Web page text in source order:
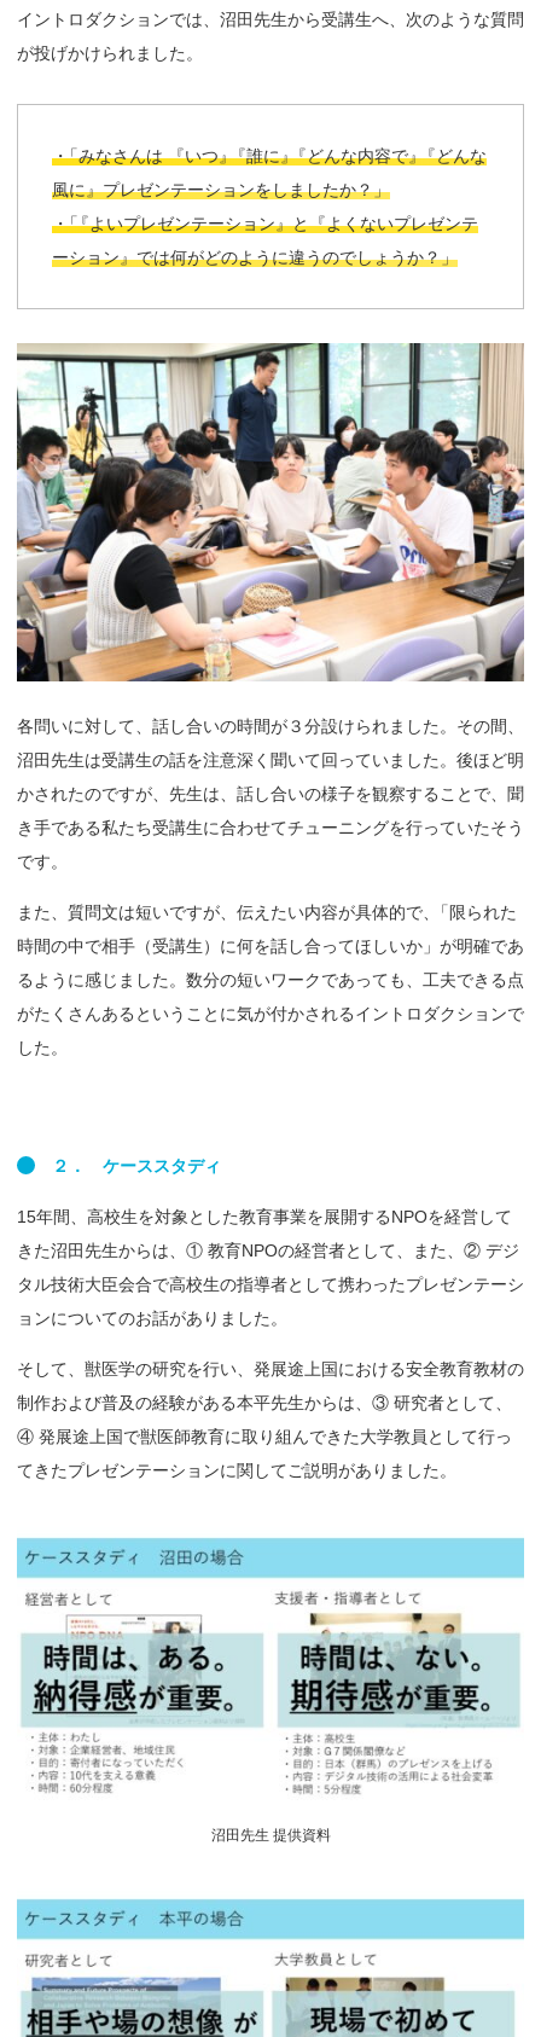
イントロダクションでは、沼田先生から受講生へ、次のような質問
が投げかけられました。
・「みなさんは 『いつ』『誰に』『どんな内容で』『どんな
風に』プレゼンテーションをしましたか？」
・「『よいプレゼンテーション』と『よくないプレゼンテ
ーション』では何がどのように違うのでしょうか？」
各問いに対して、話し合いの時間が３分設けられました。その間、
沼田先生は受講生の話を注意深く聞いて回っていました。後ほど明
かされたのですが、先生は、話し合いの様子を観察することで、聞
き手である私たち受講生に合わせてチューニングを行っていたそう
です。
また、質問文は短いですが、伝えたい内容が具体的で
「限られた
時間の中で相手（受講生）に何を話し合ってほしいか」が明確であ
るように感じました。数分の短いワークであっても、工夫できる点
がたくさんあるということに気が付かされるイントロダクションで
した。
２． ケーススタディ
15年間、高校生を対象とした教育事業を展開するNPOを経営して
きた沼田先生からは、① 教育NPOの経営者として、また、② デジ
タル技術大臣会合で高校生の指導者として携わったプレゼンテーシ
ョンについてのお話がありました。
そして、獣医学の研究を行い、発展途上国における安全教育教材の
制作および普及の経験がある本平先生からは、③ 研究者として、
④ 発展途上国で獣医師教育に取り組んできた大学教員として行っ
てきたプレゼンテーションに関してご説明がありました。
沼田先生 提供資料